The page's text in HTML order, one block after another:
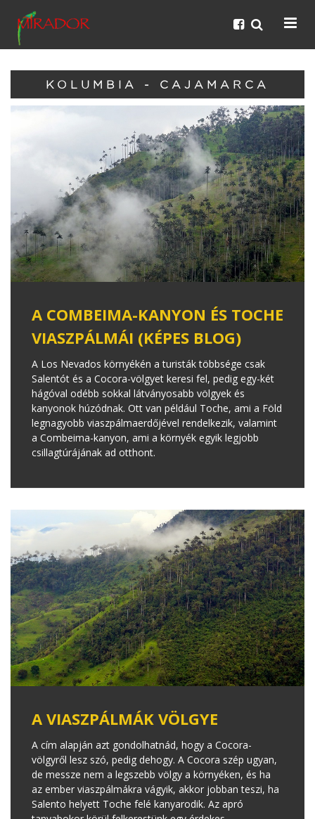
KOLUMBIA - CAJAMARCA
A COMBEIMA-KANYON ÉS TOCHE
VIASZPÁLMÁI (KÉPES BLOG)
A Los Nevados környékén a turisták többsége csak
Salentót és a Cocora-völgyet keresi fel, pedig egy-két
hágóval odébb sokkal látványosabb völgyek és
kanyonok húzódnak. Ott van például Toche, ami a Föld
legnagyobb viaszpálmaerdőjével rendelkezik, valamint
a Combeima-kanyon, ami a környék egyik legjobb
csillagtúrájának ad otthont.
A VIASZPÁLMÁK VÖLGYE
A cím alapján azt gondolhatnád, hogy a Cocora-
völgyről lesz szó, pedig dehogy. A Cocora szép ugyan,
de messze nem a legszebb völgy a környéken, és ha
az ember viaszpálmákra vágyik, akkor jobban teszi, ha
Salento helyett Toche felé kanyarodik. Az apró